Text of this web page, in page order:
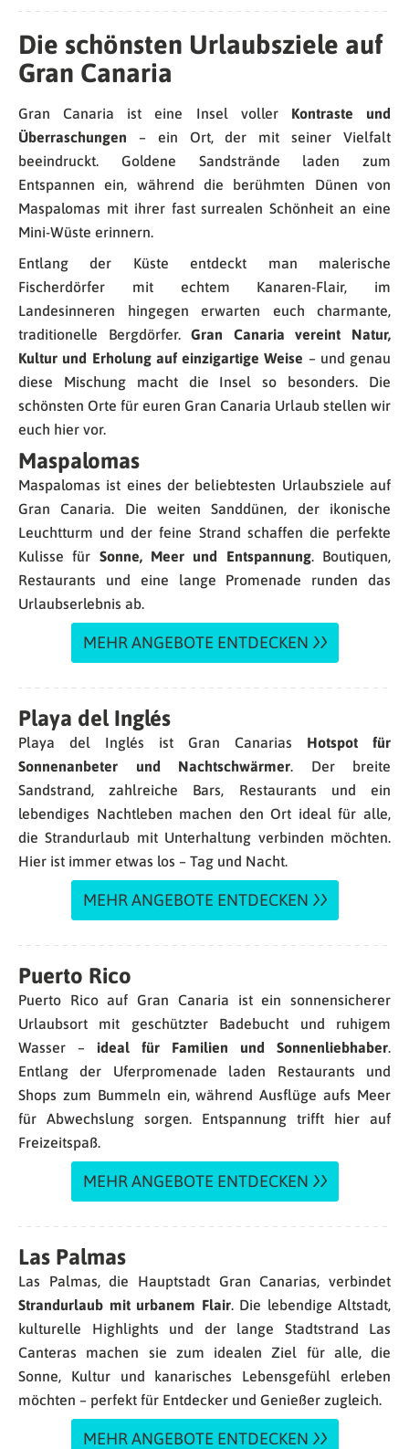
Die schönsten Urlaubsziele auf
Gran Canaria
Gran Canaria ist eine Insel voller Kontraste und
Überraschungen – ein Ort, der mit seiner Vielfalt
beeindruckt. Goldene Sandstrände laden zum
Entspannen ein, während die berühmten Dünen von
Maspalomas mit ihrer fast surrealen Schönheit an eine
Mini-Wüste erinnern.
Entlang der Küste entdeckt man malerische
Fischerdörfer mit echtem Kanaren-Flair, im
Landesinneren hingegen erwarten euch charmante,
traditionelle Bergdörfer.Gran Canaria vereint Natur,
Kultur und Erholung auf einzigartige Weise – und genau
diese Mischung macht die Insel so besonders. Die
schönsten Orte für euren Gran Canaria Urlaub stellen wir
euch hier vor.
Maspalomas
Maspalomas ist eines der beliebtesten Urlaubsziele auf
Gran Canaria. Die weiten Sanddünen, der ikonische
Leuchtturm und der feine Strand schaffen die perfekte
Kulisse für Sonne, Meer und Entspannung. Boutiquen,
Restaurants und eine lange Promenade runden das
Urlaubserlebnis ab.
MEHR ANGEBOTE ENTDECKEN
Playa del Inglés
Playa del Inglés ist Gran Canarias Hotspot für
Sonnenanbeter und Nachtschwärmer. Der breite
Sandstrand, zahlreiche Bars, Restaurants und ein
lebendiges Nachtleben machen den Ort ideal für alle,
die Strandurlaub mit Unterhaltung verbinden möchten.
Hier ist immer etwas los – Tag und Nacht.
MEHR ANGEBOTE ENTDECKEN
Puerto Rico
Puerto Rico auf Gran Canaria ist ein sonnensicherer
Urlaubsort mit geschützter Badebucht und ruhigem
Wasser – ideal für Familien und Sonnenliebhaber.
Entlang der Uferpromenade laden Restaurants und
Shops zum Bummeln ein, während Ausflüge aufs Meer
für Abwechslung sorgen. Entspannung trifft hier auf
Freizeitspaß.
MEHR ANGEBOTE ENTDECKEN
Las Palmas
Las Palmas, die Hauptstadt Gran Canarias, verbindet
Strandurlaub mit urbanem Flair. Die lebendige Altstadt,
kulturelle Highlights und der lange Stadtstrand Las
Canteras machen sie zum idealen Ziel für alle, die
Sonne, Kultur und kanarisches Lebensgefühl erleben
möchten – perfekt für Entdecker und Genießer zugleich.
MEHR ANGEBOTE ENTDECKEN